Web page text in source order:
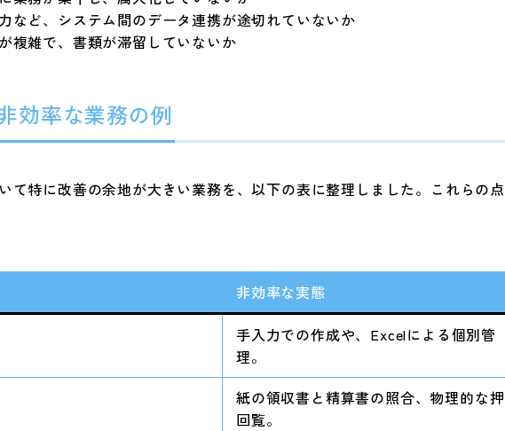
など、システム間のデータ連携が途切れていないか
複雑で、書類が滞留していないか
効率な業務の例
て特に改善の余地が大きい業務を、以下の表に整理しました。これらの
非効率な実態
手入力での作成や、Excelによる個別管
理。
紙の領収書と精算書の照合、物理的な
回覧。